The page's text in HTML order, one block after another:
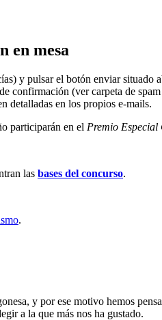
en mesa
y pulsar el botón enviar situado
confirmación (ver carpeta de
detalladas en los propios e-mails.
participarán en el Premio Especial
las bases del concurso.
.
y por ese motivo hemos
a la que más nos ha gustado.